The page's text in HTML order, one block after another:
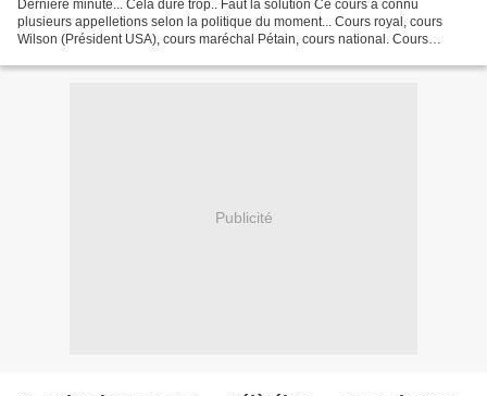
Dernière minute... Cela dure trop.. Faut la solution Ce cours a connu
plusieurs appelletions selon la politique du moment... Cours royal, cours
Wilson (Président USA), cours maréchal Pétain, cours national. Cours
Publicité